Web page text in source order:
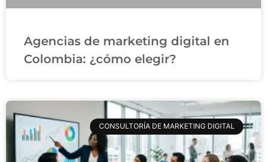
Agencias de marketing digital en
Colombia: ¿cómo elegir?
CONSULTORÍA DE MARKETING DIGITAL